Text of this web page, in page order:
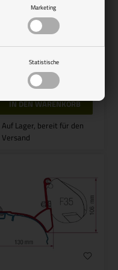
Marketing
Statistische
Artikelnummer: 433401
FIAMMA
Fiamma F35
Montagehalterung WV T5
California
94,00 EUR
Auf Lager, bereit für den
Versand